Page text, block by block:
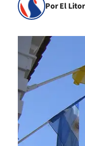
Por El